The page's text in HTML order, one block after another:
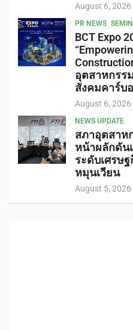
August 6, 2026
PR NEWS
BCT Expo
อุตสาหกรร
สังคมคาร์บ
August 6, 2026
NEWS UPDATE
สภาอุตสาห
หน้าผลักดัน
ระดับเศรษ
หมุนเวียน
August 5, 2026